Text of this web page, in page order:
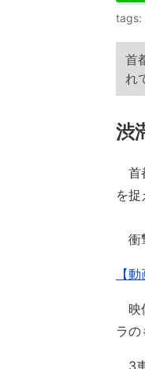
tags:
首
れ
渋
首
を捉
衝
【
映
ラの
3